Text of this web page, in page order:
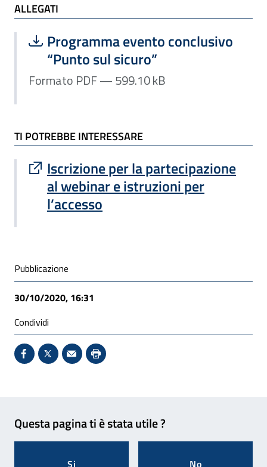
ALLEGATI e TI POTREBBE INTERESSARE
ALLEGATI
Scarica file:
Programma evento conclusivo
“Punto sul sicuro”
Formato PDF — Dimensione 599.10 kB
Formato PDF — 599.10 kB
TI POTREBBE INTERESSARE
Iscrizione per la partecipazione
al webinar e istruzioni per
l’accesso
Sito esterno : apre una nuova finestra
Condivisione social
Pubblicazione
30/10/2020, 16:31
Condividi
Condividi su Facebook - Sito esterno - Apertura in
X - Sito esterno - Apertura in nuova finestra
Invio Mail: apre il programma di posta
Stampa pagina: scelta meno
Questa pagina ti è stata utile ?
Si No